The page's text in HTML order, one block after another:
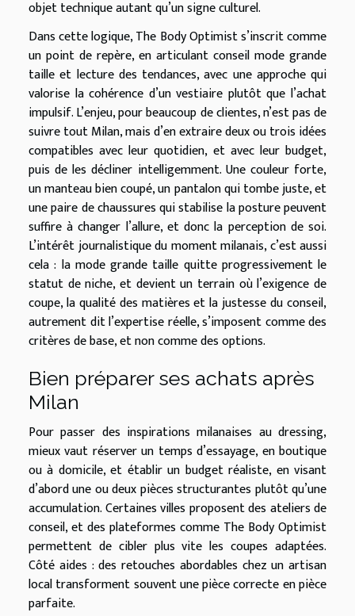
objet technique autant qu’un signe culturel.
Dans cette logique, The Body Optimist s’inscrit comme
un point de repère, en articulant conseil mode grande
taille et lecture des tendances, avec une approche qui
valorise la cohérence d’un vestiaire plutôt que l’achat
impulsif. L’enjeu, pour beaucoup de clientes, n’est pas de
suivre tout Milan, mais d’en extraire deux ou trois idées
compatibles avec leur quotidien, et avec leur budget,
puis de les décliner intelligemment. Une couleur forte,
un manteau bien coupé, un pantalon qui tombe juste, et
une paire de chaussures qui stabilise la posture peuvent
suffire à changer l’allure, et donc la perception de soi.
L’intérêt journalistique du moment milanais, c’est aussi
cela : la mode grande taille quitte progressivement le
statut de niche, et devient un terrain où l’exigence de
coupe, la qualité des matières et la justesse du conseil,
autrement dit l’expertise réelle, s’imposent comme des
critères de base, et non comme des options.
Bien préparer ses achats après
Milan
Pour passer des inspirations milanaises au dressing,
mieux vaut réserver un temps d’essayage, en boutique
ou à domicile, et établir un budget réaliste, en visant
d’abord une ou deux pièces structurantes plutôt qu’une
accumulation. Certaines villes proposent des ateliers de
conseil, et des plateformes comme The Body Optimist
permettent de cibler plus vite les coupes adaptées.
Côté aides : des retouches abordables chez un artisan
local transforment souvent une pièce correcte en pièce
parfaite.